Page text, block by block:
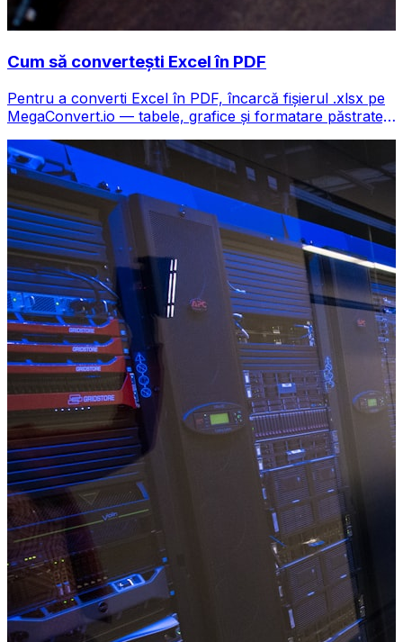
Cum să convertești Excel în PDF
Pentru a converti Excel în PDF, încarcă fișierul .xlsx pe
MegaConvert.io — tabele, grafice și formatare păstrate,